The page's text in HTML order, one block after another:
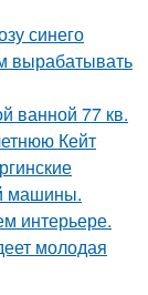
синего
вырабатывать
ванной 77 кв.
Кейт
машины.
интерьере.
молодая